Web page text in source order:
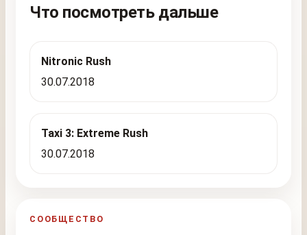
Что посмотреть дальше
Nitronic Rush
30.07.2018
Taxi 3: Extreme Rush
30.07.2018
СООБЩЕСТВО